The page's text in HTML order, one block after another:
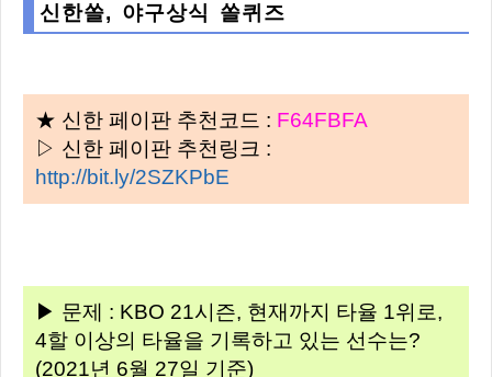
신한쏠, 야구상식 쏠퀴즈
★ 신한 페이판 추천코드 : F64FBFA
▷ 신한 페이판 추천링크 :
http://bit.ly/2SZKPbE
▶ 문제 : KBO 21시즌, 현재까지 타율 1위로,
4할 이상의 타율을 기록하고 있는 선수는?
(2021년 6월 27일 기준)